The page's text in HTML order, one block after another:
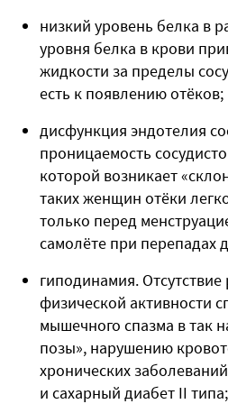
низкий уровень белка в
уровня белка в крови
жидкости за пределы
есть к появлению отёков;
дисфункция эндотелия
проницаемость
которой возникает
таких женщин отёки
только перед
самолёте при перепадах
гиподинамия. Отсутствие
физической активности
мышечного спазма в так
позы», нарушению
хронических
и сахарный диабет II типа;